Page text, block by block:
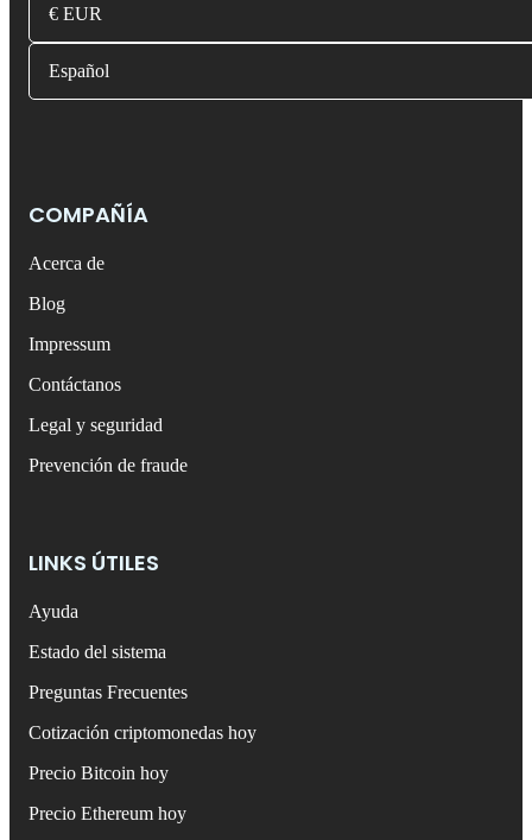
€ EUR
Español
COMPAÑÍA
Acerca de
Blog
Impressum
Contáctanos
Legal y seguridad
Prevención de fraude
LINKS ÚTILES
Ayuda
Estado del sistema
Preguntas Frecuentes
Cotización criptomonedas hoy
Precio Bitcoin hoy
Precio Ethereum hoy